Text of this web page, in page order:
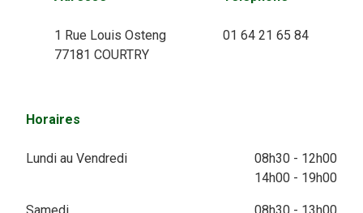
1 Rue Louis Osteng
77181 COURTRY
01 64 21 65 84
Horaires
Lundi au Vendredi
08h30 - 12h00
14h00 - 19h00